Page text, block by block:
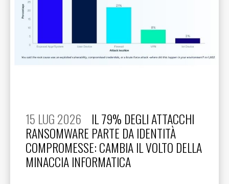
15 LUG 2026
IL 79% DEGLI ATTACCHI
RANSOMWARE PARTE DA IDENTITÀ
COMPROMESSE: CAMBIA IL VOLTO DELLA
MINACCIA INFORMATICA